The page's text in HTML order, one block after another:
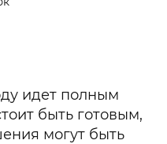
идет полным
быть готовым,
могут быть